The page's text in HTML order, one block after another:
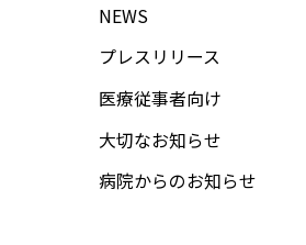
NEWS
プレスリリース
医療従事者向け
大切なお知らせ
病院からのお知らせ